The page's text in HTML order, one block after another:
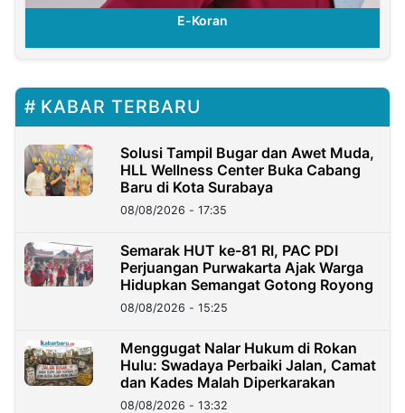
E-Koran
KABAR TERBARU
Solusi Tampil Bugar dan Awet Muda,
HLL Wellness Center Buka Cabang
Baru di Kota Surabaya
08/08/2026 - 17:35
Semarak HUT ke-81 RI, PAC PDI
Perjuangan Purwakarta Ajak Warga
Hidupkan Semangat Gotong Royong
08/08/2026 - 15:25
Menggugat Nalar Hukum di Rokan
Hulu: Swadaya Perbaiki Jalan, Camat
dan Kades Malah Diperkarakan
08/08/2026 - 13:32